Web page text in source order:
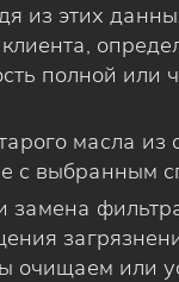
из этих
полной или
масла из
с выбранным
замена
очищаем или